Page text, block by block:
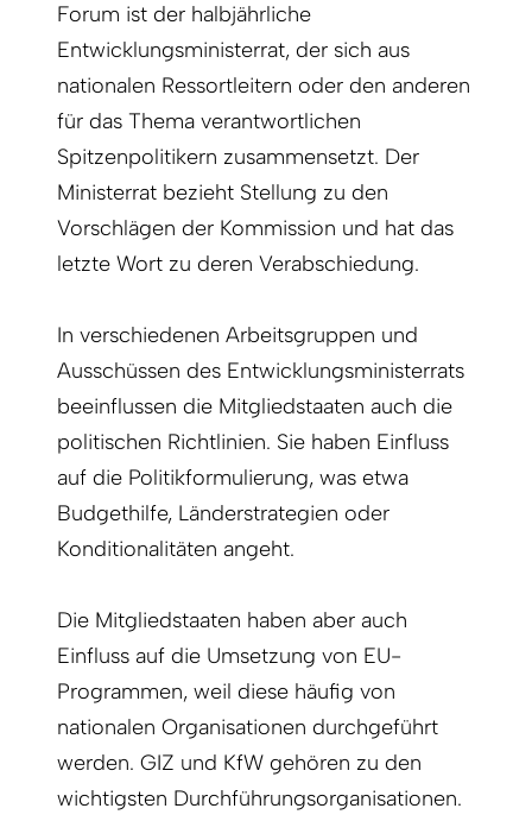
Forum ist der halbjährliche
Entwicklungsministerrat, der sich aus
nationalen Ressortleitern oder den anderen
für das Thema verantwortlichen
Spitzenpolitikern zusammensetzt. Der
Ministerrat bezieht Stellung zu den
Vorschlägen der Kommission und hat das
letzte Wort zu deren Verabschiedung.
In verschiedenen Arbeitsgruppen und
Ausschüssen des Entwicklungsministerrats
beeinflussen die Mitgliedstaaten auch die
politischen Richtlinien. Sie haben Einfluss
auf die Politikformulierung, was etwa
Budgethilfe, Länderstrategien oder
Konditionalitäten angeht.
Die Mitgliedstaaten haben aber auch
Einfluss auf die Umsetzung von EU-
Programmen, weil diese häufig von
nationalen Organisationen durchgeführt
werden. GIZ und KfW gehören zu den
wichtigsten Durchführungsorganisationen.